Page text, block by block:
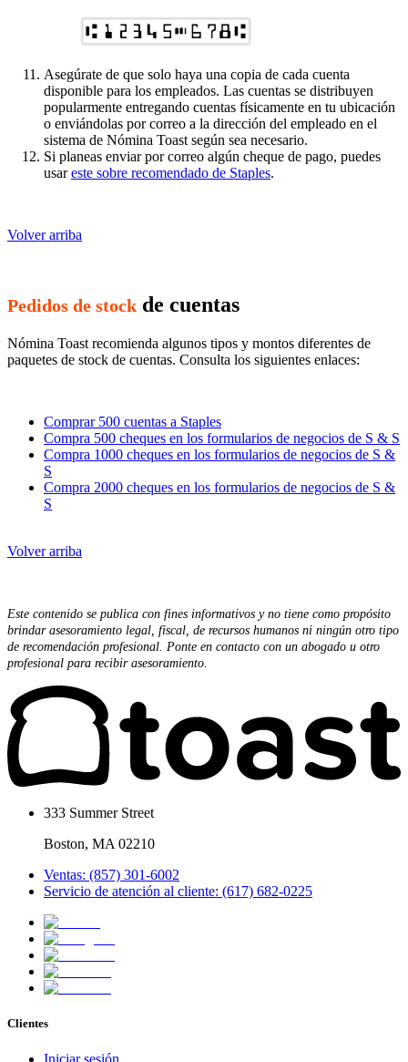
Asegúrate de que solo haya una copia de cada cuenta
disponible para los empleados. Las cuentas se distribuyen
popularmente entregando cuentas físicamente en tu ubicación
o enviándolas por correo a la dirección del empleado en el
sistema de Nómina Toast según sea necesario.
Si planeas enviar por correo algún cheque de pago, puedes
usareste sobre recomendado de Staples.
Volver arriba
Pedidos de stock de cuentas
Nómina Toast recomienda algunos tipos y montos diferentes de
paquetes de stock de cuentas. Consulta los siguientes enlaces:
Comprar 500 cuentas a Staples
Compra 500 cheques en los formularios de negocios de S & S
Compra 1000 cheques en los formularios de negocios de S &
S
Compra 2000 cheques en los formularios de negocios de S &
S
Volver arriba
Este contenido se publica con fines informativos y no tiene como propósito
brindar asesoramiento legal, fiscal, de recursos humanos ni ningún otro tipo
de recomendación profesional. Ponte en contacto con un abogado u otro
profesional para recibir asesoramiento.
333 Summer Street
Boston, MA 02210
Ventas: (857) 301-6002
Servicio de atención al cliente: (617) 682-0225
Clientes